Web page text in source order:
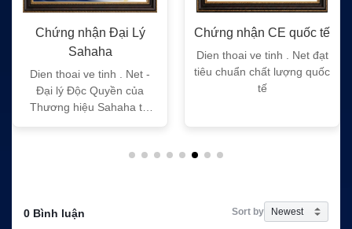
Chứng nhận Đại Lý
Sahaha
Dien thoai ve tinh . Net -
Đại lý Độc Quyền của
hiệu Sahaha tại
Chứng nhận CE quốc tế
Dien thoai ve tinh . Net đạt
tiêu chuẩn chất lượng quốc
0 Bình luận Sort by